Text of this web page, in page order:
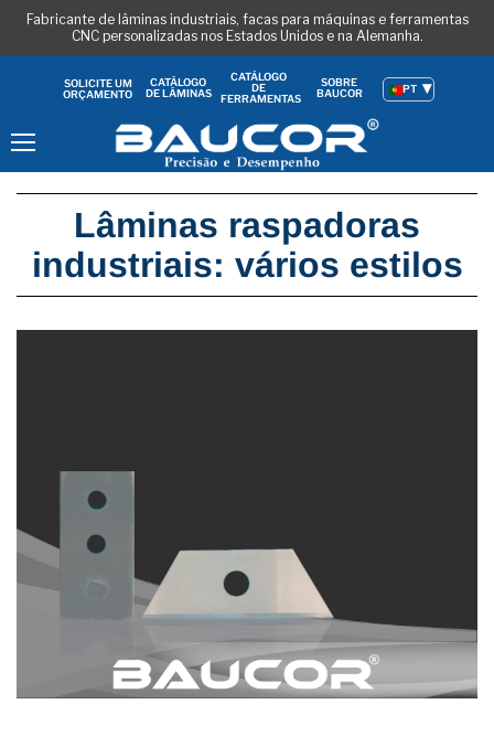
Fabricante de lâminas industriais, facas para máquinas e ferramentas
CNC personalizadas nos Estados Unidos e na Alemanha.
SOLICITE UM
ORÇAMENTO
CATÁLOGO
DE LÂMINAS
CATÁLOGO
DE
FERRAMENTAS
SOBRE
BAUCOR
PT
Lâminas raspadoras
industriais: vários estilos